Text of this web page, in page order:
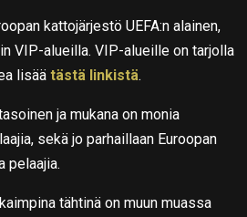
kattojärjestö UEFA:n alainen,
VIP-alueilla. VIP-alueille on tarjolla
lisäätästä linkistä.
ja mukana on monia
sekä jo parhaillaan Euroopan
pelaajia.
tähtinä on muun muassa